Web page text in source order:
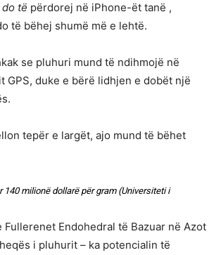
do të përdorej në iPhone-ët tanë ,
të bëhej shumë më e lehtë.
se pluhuri mund të ndihmojë në
GPS, duke e bërë lidhjen e dobët një
tepër e largët, ajo mund të bëhet
140 milionë dollarë për gram (Universiteti i
Fullerenet Endohedral të Bazuar në Azot
i pluhurit – ka potencialin të